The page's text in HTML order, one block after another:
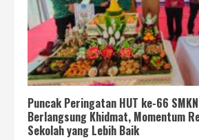
Puncak Peringatan HUT ke-66
Berlangsung Khidmat, Momentum
Sekolah yang Lebih Baik